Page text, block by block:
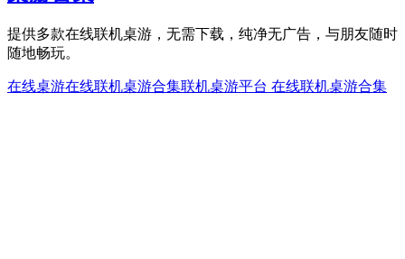
提供多款在线联机桌游，无需下载，纯净无广告，与朋友随时
随地畅玩。
在线桌游在线联机桌游合集联机桌游平台 在线联机桌游合集